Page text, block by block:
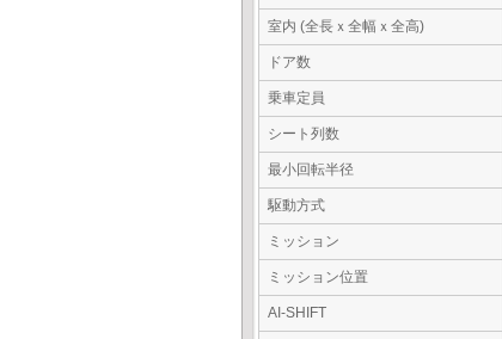
室内 (全長ｘ全幅ｘ全高)
ドア数
乗車定員
シート列数
最小回転半径
駆動方式
ミッション
ミッション位置
AI-SHIFT